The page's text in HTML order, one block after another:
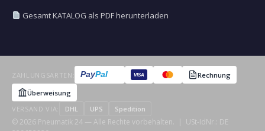
Gesamt KATALOG als PDF herunterladen
ZAHLUNGSARTEN: PayPal VISA
Rechnung
Überweisung
VERSAND VIA:
DHL UPS Spedition
© 2026 Pneumatik 24 — Alle Rechte vorbehalten. | USt-IdNr.: DE